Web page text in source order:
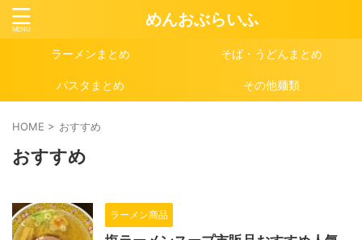
めんおぶらいふ
ラーメンまとめ そば・うどんまとめ
パスタまとめ その他麺類
HOME > おすすめ
おすすめ
ラーメン商品